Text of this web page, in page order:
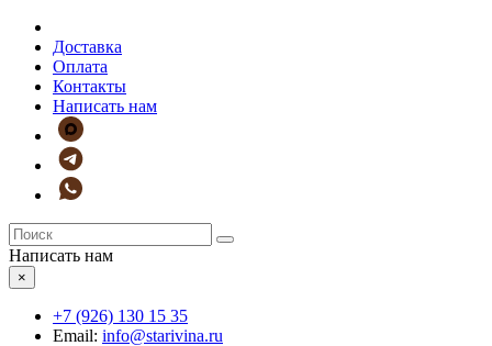
Доставка
Оплата
Контакты
Написать нам
Написать нам
×
+7 (926) 130 15 35
Email: info@starivina.ru